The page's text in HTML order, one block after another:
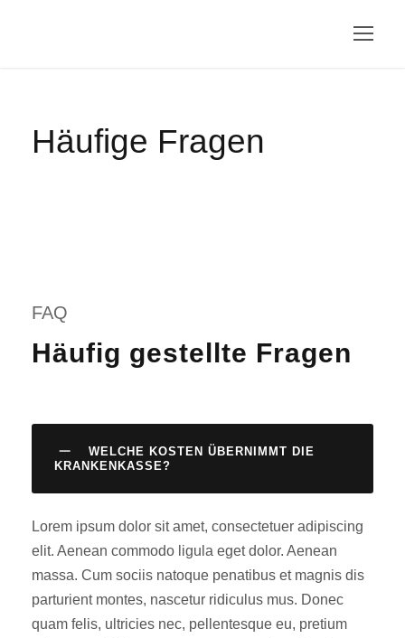
Häufige Fragen
FAQ
Häufig gestellte Fragen
WELCHE KOSTEN ÜBERNIMMT DIE
KRANKENKASSE?
Lorem ipsum dolor sit amet, consectetuer adipiscing
elit. Aenean commodo ligula eget dolor. Aenean
massa. Cum sociis natoque penatibus et magnis dis
parturient montes, nascetur ridiculus mus. Donec
quam felis, ultricies nec, pellentesque eu, pretium